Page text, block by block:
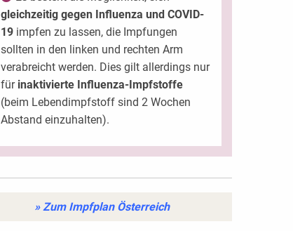
gleichzeitig gegen Influenza und COVID-
19impfen zu lassen, die Impfungen
sollten in den linken und rechten Arm
verabreicht werden. Dies gilt allerdings nur
für inaktivierte Influenza-Impfstoffe
(beim Lebendimpfstoff sind 2 Wochen
Abstand einzuhalten).
» Zum Impfplan Österreich